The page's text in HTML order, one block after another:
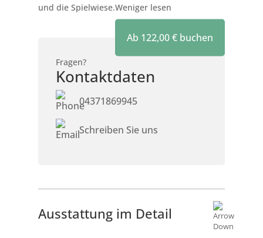
und die Spielwiese.Weniger lesen
Ab 122,00€ buchen
Fragen?
Kontaktdaten
04371869945
Schreiben Sie uns
Ausstattung im Detail